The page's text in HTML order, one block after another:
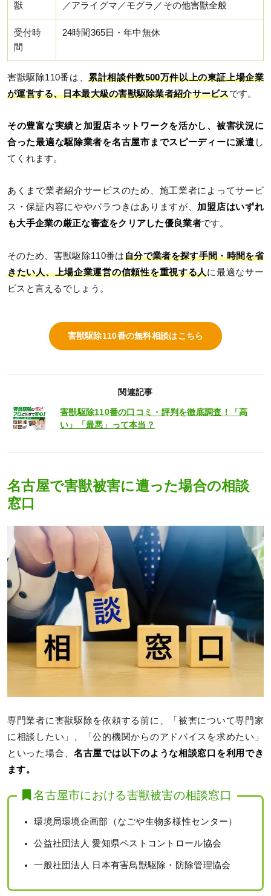
獣
／アライグマ／モグラ／その他害獣全般
受付時
間
24時間365日・年中無休
害獣駆除110番は、累計相談件数500万件以上の東証上場企業
が運営する、日本最大級の害獣駆除業者紹介サービスです。
その豊富な実績と加盟店ネットワークを活かし、被害状況に
合った最適な駆除業者を名古屋市までスピーディーに派遣 し
てくれます。
あくまで業者紹介サービスのため、施工業者によってサービ
ス・保証内容にややバラつきはありますが、 加盟店はいずれ
も大手企業の厳正な審査をクリアした優良業者です。
そのため、害獣駆除110番は自分で業者を探す手間・時間を省
きたい人、上場企業運営の信頼性を重視する人に最適なサー
ビスと言えるでしょう。
害獣駆除110番の無料相談はこちら
関連記事
害獣駆除110番の口コミ・評判を徹底調査！「高
い」「最悪」って本当？
名古屋で害獣被害に遭った場合の相談
窓口
専門業者に害獣駆除を依頼する前に、「被害について専門家
に相談したい」、「公的機関からのアドバイスを求めたい」
といった場合、名古屋では以下のような相談窓口を利用でき
ます。
名古屋市における害獣被害の相談窓口
環境局環境企画部（なごや生物多様性センター）
公益社団法人 愛知県ペストコントロール協会
一般社団法人 日本有害鳥獣駆除・防除管理協会